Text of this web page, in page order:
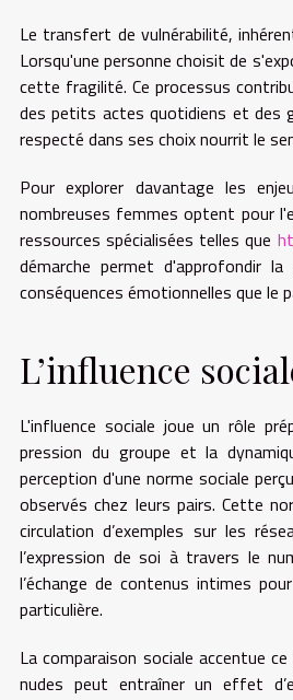
Le transfert de vulnérabilité,
Lorsqu'une personne choisit de
cette fragilité. Ce processus
des petits actes quotidiens et des
respecté dans ses choix nourrit le
Pour explorer davantage les
nombreuses femmes optent pour
ressources spécialisées telles que
démarche permet d'approfondir
conséquences émotionnelles que
L’influence
L'influence sociale joue un rôle
pression du groupe et la
perception d'une norme sociale
observés chez leurs pairs. Cette
circulation d’exemples sur les
l’expression de soi à travers le
l’échange de contenus intimes
particulière.
La comparaison sociale accentue
nudes peut entraîner un effet